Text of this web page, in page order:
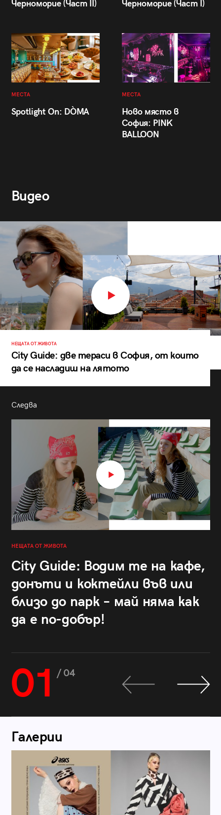
Черноморие (Част II) Черноморие (Част I)
МЕСТА
Spotlight On: DÒMA
МЕСТА
Ново място в
София: PINK
BALLOON
Видео
НЕЩАТА ОТ ЖИВОТА
City Guide: две тераси в София, от които
да се насладиш на лятото
Следва
НЕЩАТА ОТ ЖИВОТА
City Guide: Водим те на кафе,
донъти и коктейли във или
близо до парк – май няма как
да е по-добър!
01 / 04
Галерии